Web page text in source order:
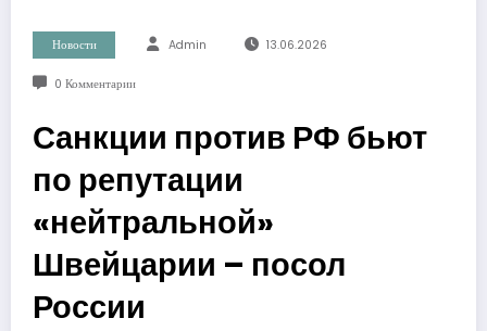
Новости Admin 13.06.2026
0 Комментарии
Санкции против РФ бьют
по репутации
«нейтральной»
Швейцарии – посол
России